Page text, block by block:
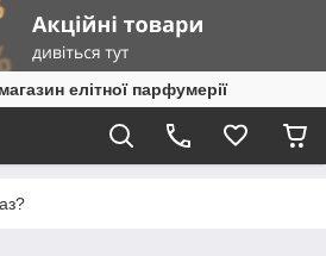
елітної парфумерії